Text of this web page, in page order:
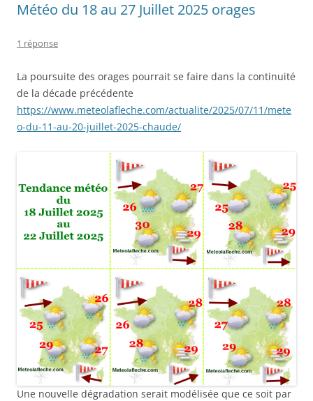
Météo du 18 au 27 Juillet 2025 orages
1 réponse
La poursuite des orages pourrait se faire dans la continuité
de la décade précédente
https://www.meteolafleche.com/actualite/2025/07/11/mete
o-du-11-au-20-juillet-2025-chaude/
Une nouvelle dégradation serait modélisée que ce soit par